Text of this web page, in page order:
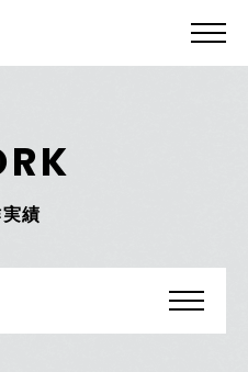
績